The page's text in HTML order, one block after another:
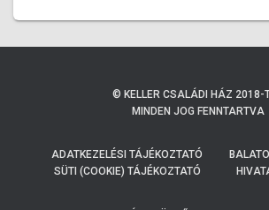
© KELLER CSALÁDI HÁZ 2018-
MINDEN JOG FENNTARTVA
ADATKEZELÉSI TÁJÉKOZTATÓ
SÜTI (COOKIE) TÁJÉKOZTATÓ